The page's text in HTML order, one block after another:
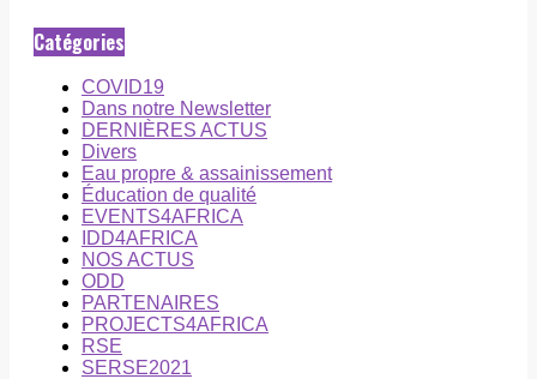
Catégories
COVID19
Dans notre Newsletter
DERNIÈRES ACTUS
Divers
Eau propre & assainissement
Éducation de qualité
EVENTS4AFRICA
IDD4AFRICA
NOS ACTUS
ODD
PARTENAIRES
PROJECTS4AFRICA
RSE
SERSE2021